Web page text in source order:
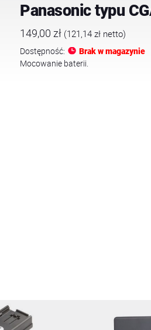
Panasonic typu
149,00 zł (121,14 zł netto)
Dostępność:
Brak w magazynie
Mocowanie baterii.